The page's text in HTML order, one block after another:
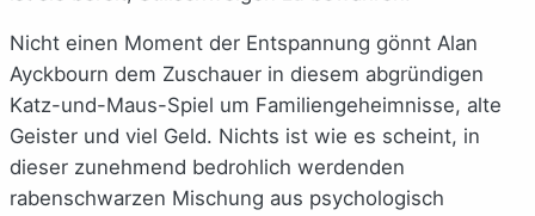
Nicht einen Moment der Entspannung gönnt Alan
Ayckbourn dem Zuschauer in diesem abgründigen
Katz-und-Maus-Spiel um Familiengeheimnisse, alte
Geister und viel Geld. Nichts ist wie es scheint, in
dieser zunehmend bedrohlich werdenden
rabenschwarzen Mischung aus psychologisch